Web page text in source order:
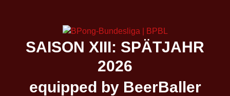
SAISON XIII: SPÄTJAHR
2026
equipped by BeerBaller